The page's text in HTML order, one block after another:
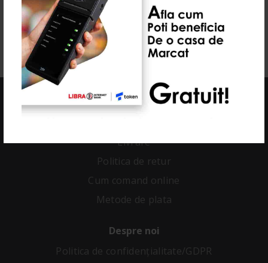
TRIMITERE
Comenzi si livrare
Livrare
Politica de retur
Cum comand online
Metode de plata
Despre noi
Politica de confidenţialitate/GDPR